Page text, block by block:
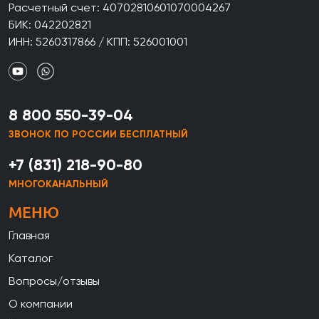
Расчетный счет: 40702810601070004267
БИК: 042202821
ИНН: 5260317866 / КПП: 526001001
8 800 550-39-04
ЗВОНОК ПО РОССИИ БЕСПЛАТНЫЙ
+7 (831) 218-90-80
МНОГОКАНАЛЬНЫЙ
МЕНЮ
Главная
Каталог
Вопросы/отзывы
О компании